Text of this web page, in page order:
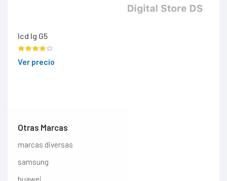
lcd lg G5
Ver precio
Otras Marcas
marcas diversas
samsung
huawei